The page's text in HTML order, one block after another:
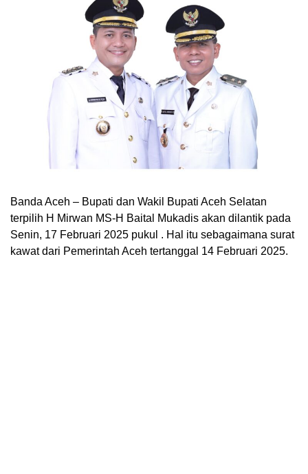
Banda Aceh – Bupati dan Wakil Bupati Aceh Selatan
terpilih H Mirwan MS-H Baital Mukadis akan dilantik pada
Senin, 17 Februari 2025 pukul . Hal itu sebagaimana surat
kawat dari Pemerintah Aceh tertanggal 14 Februari 2025.